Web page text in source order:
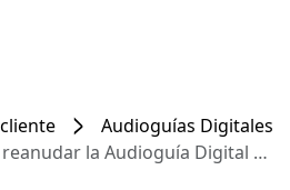
Audioguías Digitales
Audioguía Digital en cualquier momento?